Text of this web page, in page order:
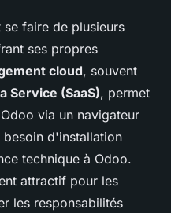
faire de plusieurs
ses propres
cloud, souvent
Service (SaaS), permet
via un navigateur
d'installation
technique à Odoo.
attractif pour les
les responsabilités